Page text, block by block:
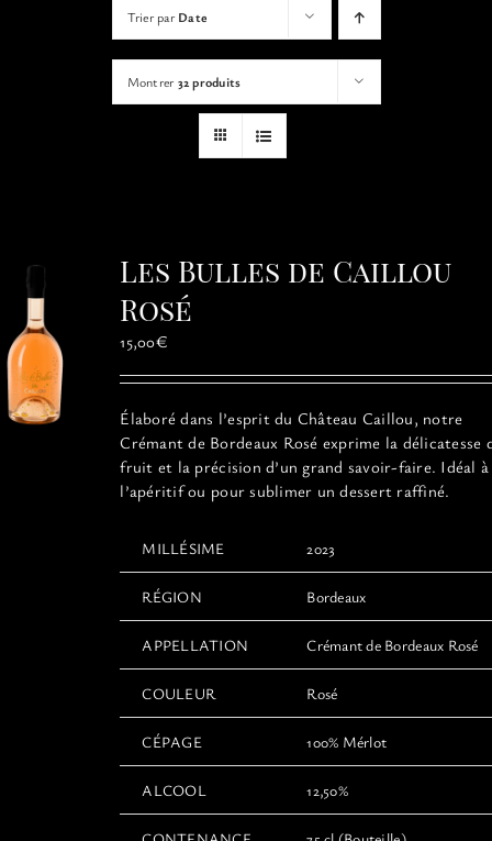
OFFRIR UNE EXPERIENCE
BOUTIQUE EN LIGNE
CONTACT
MON PANIER
Trier parDate
Montrer32 produits
Les Bulles de Caillou
Rosé
15,00€
Élaboré dans l’esprit du Château Caillou, notre
Crémant de Bordeaux Rosé exprime la délicatesse
fruit et la précision d’un grand savoir-faire. Idéal à
l’apéritif ou pour sublimer un dessert raffiné.
MILLÉSIME 2023
RÉGION Bordeaux
APPELLATION Crémant de Bordeaux Rosé
COULEUR Rosé
CÉPAGE 100% Mérlot
ALCOOL 12,50%